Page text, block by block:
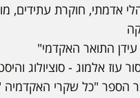
עתידים, מובילה
- סוציולוג
שקרי האקדמיה "